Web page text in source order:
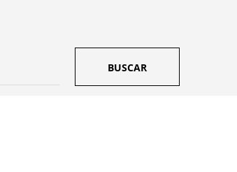
BUSCAR